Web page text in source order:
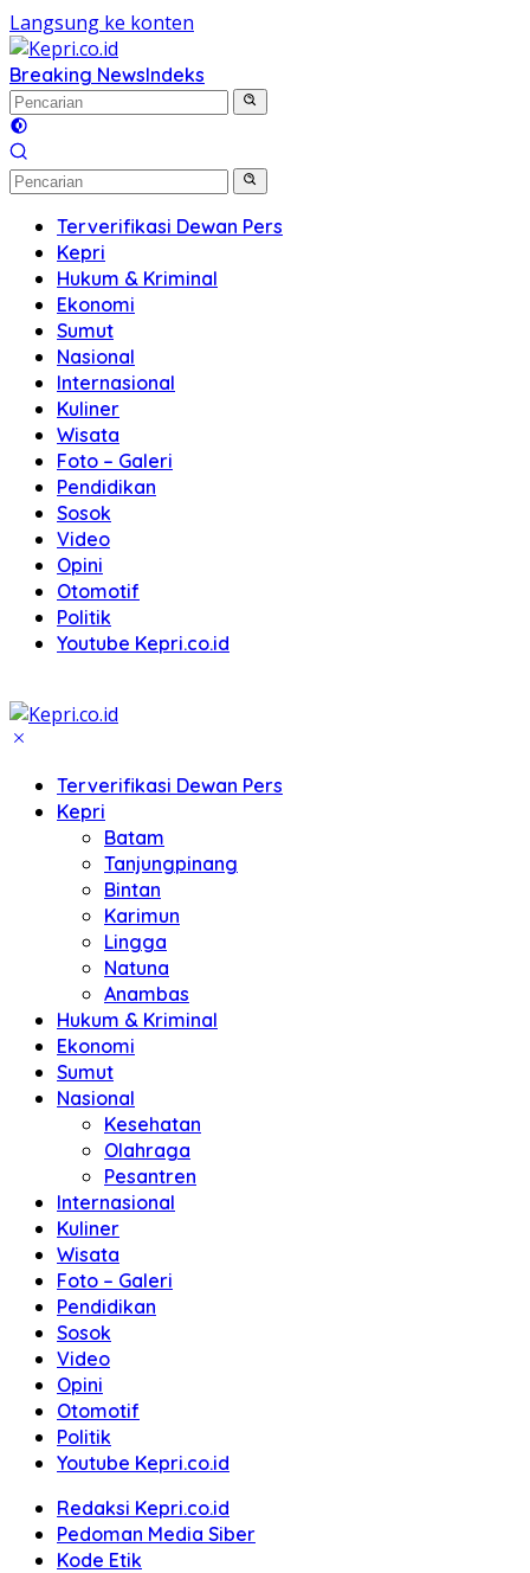
Langsung ke konten
Breaking NewsIndeks
Terverifikasi Dewan Pers
Kepri
Hukum & Kriminal
Ekonomi
Sumut
Nasional
Internasional
Kuliner
Wisata
Foto – Galeri
Pendidikan
Sosok
Video
Opini
Otomotif
Politik
Youtube Kepri.co.id
Terverifikasi Dewan Pers
Kepri
Batam
Tanjungpinang
Bintan
Karimun
Lingga
Natuna
Anambas
Hukum & Kriminal
Ekonomi
Sumut
Nasional
Kesehatan
Olahraga
Pesantren
Internasional
Kuliner
Wisata
Foto – Galeri
Pendidikan
Sosok
Video
Opini
Otomotif
Politik
Youtube Kepri.co.id
Redaksi Kepri.co.id
Pedoman Media Siber
Kode Etik